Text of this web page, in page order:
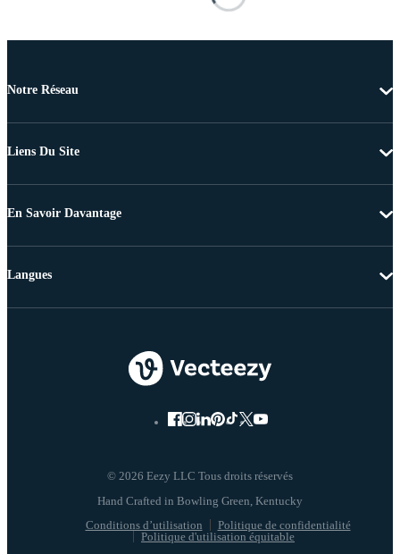
Notre Réseau
Liens Du Site
En Savoir Davantage
© 2026 Eezy LLC Tous droits réservés
Conditions d’utilisation
Politique de confidentialité
Politique d'utilisation équitable
Langues